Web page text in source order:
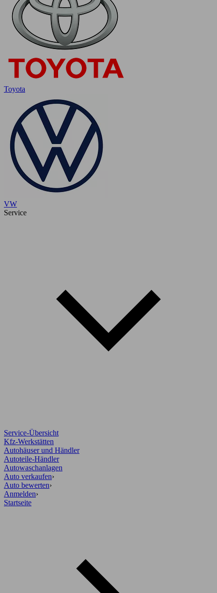
Toyota
VW
Service
Service-Übersicht
Kfz-Werkstätten
Autohäuser und Händler
Autoteile-Händler
Autowaschanlagen
Auto verkaufen›
Auto bewerten›
Anmelden›
Startseite